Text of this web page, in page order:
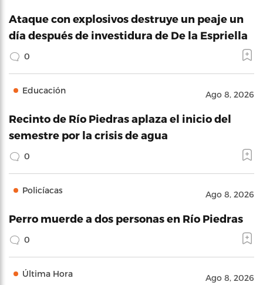
Ataque con explosivos destruye un peaje un
día después de investidura de De la Espriella
0
Educación Ago 8, 2026
Recinto de Río Piedras aplaza el inicio del
semestre por la crisis de agua
0
Policíacas Ago 8, 2026
Perro muerde a dos personas en Río Piedras
0
Última Hora Ago 8, 2026